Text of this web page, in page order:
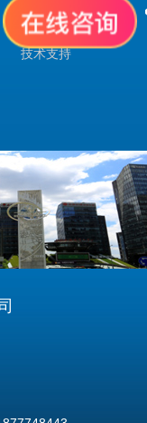
售后服务
技术支持